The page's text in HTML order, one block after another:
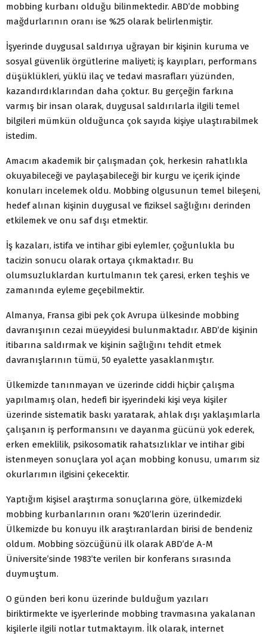
mobbing kurbanı olduğu bilinmektedir. ABD’de mobbing
mağdurlarının oranı ise %25 olarak belirlenmiştir.
İşyerinde duygusal saldırıya uğrayan bir kişinin kuruma ve
sosyal güvenlik örgütlerine maliyeti; iş kayıpları, performans
düşüklükleri, yüklü ilaç ve tedavi masrafları yüzünden,
kazandırdıklarından daha çoktur. Bu gerçeğin farkına
varmış bir insan olarak, duygusal saldırılarla ilgili temel
bilgileri mümkün olduğunca çok sayıda kişiye ulaştırabilmek
istedim.
Amacım akademik bir çalışmadan çok, herkesin rahatlıkla
okuyabileceği ve paylaşabileceği bir kurgu ve içerik içinde
konuları incelemek oldu. Mobbing olgusunun temel bileşeni,
hedef alınan kişinin duygusal ve fiziksel sağlığını derinden
etkilemek ve onu saf dışı etmektir.
İş kazaları, istifa ve intihar gibi eylemler, çoğunlukla bu
tacizin sonucu olarak ortaya çıkmaktadır. Bu
olumsuzluklardan kurtulmanın tek çaresi, erken teşhis ve
zamanında eyleme geçebilmektir.
Almanya, Fransa gibi pek çok Avrupa ülkesinde mobbing
davranışının cezai müeyyidesi bulunmaktadır. ABD’de kişinin
itibarına saldırmak ve kişinin sağlığını tehdit etmek
davranışlarının tümü, 50 eyalette yasaklanmıştır.
Ülkemizde tanınmayan ve üzerinde ciddi hiçbir çalışma
yapılmamış olan, hedefi bir işyerindeki kişi veya kişiler
üzerinde sistematik baskı yaratarak, ahlak dışı yaklaşımlarla
çalışanın iş performansını ve dayanma gücünü yok ederek,
erken emeklilik, psikosomatik rahatsızlıklar ve intihar gibi
istenmeyen sonuçlara yol açan mobbing konusu, umarım siz
okurlarımın ilgisini çekecektir.
Yaptığım kişisel araştırma sonuçlarına göre, ülkemizdeki
mobbing kurbanlarının oranı %20’lerin üzerindedir.
Ülkemizde bu konuyu ilk araştıranlardan birisi de bendeniz
oldum. Mobbing sözcüğünü ilk olarak ABD’de A-M
Üniversite’sinde 1983’te verilen bir konferans sırasında
duymuştum.
O günden beri konu üzerinde bulduğum yazıları
biriktirmekte ve işyerlerinde mobbing travmasına yakalanan
kişilerle ilgili notlar tutmaktayım. İlk olarak, internet